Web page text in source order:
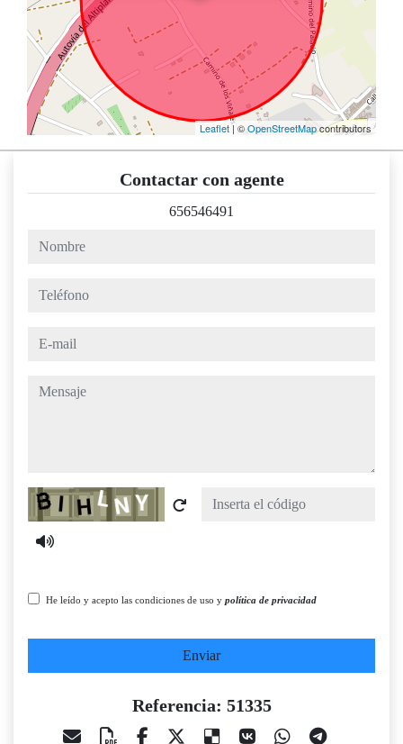
Leaflet| ©OpenStreetMapcontributors
Contactar con agente
656546491
nombre
teléfono
e-mail
mensaje
Captcha
He leído y acepto las condiciones de uso y política de privacidad
Enviar
Referencia: 51335